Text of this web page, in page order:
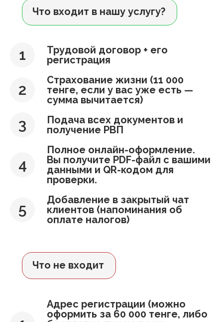
Что входит в нашу услугу?
Трудовой договор + его
регистрация
Страхование жизни (11 000
тенге, если у вас уже есть —
сумма вычитается)
Подача всех документов и
получение РВП
Полное онлайн-оформление.
Вы получите PDF-файл с вашими
данными и QR-кодом для
проверки.
Добавление в закрытый чат
клиентов (напоминания об
оплате налогов)
Что не входит
Адрес регистрации (можно
оформить за 60 000 тенге, либо